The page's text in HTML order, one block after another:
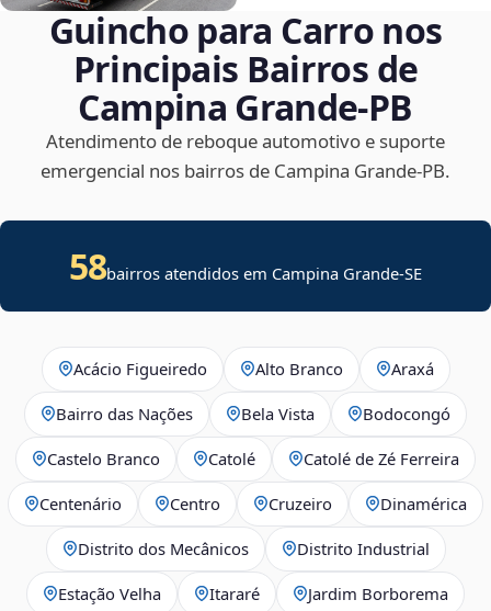
Guincho para Carro nos
Principais Bairros de
Campina Grande‑PB
Atendimento de reboque automotivo e suporte
emergencial nos bairros de Campina Grande‑PB.
58bairros atendidos em Campina Grande-SE
Acácio Figueiredo Alto Branco Araxá
Bairro das Nações Bela Vista Bodocongó
Castelo Branco Catolé Catolé de Zé Ferreira
Centenário Centro Cruzeiro Dinamérica
Distrito dos Mecânicos Distrito Industrial
Estação Velha Itararé Jardim Borborema